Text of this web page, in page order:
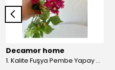
Decamor home
1. Kalite Fuşya Pembe Yapay Kasımpatı Dalı Çiçeği 80 cm - Pembee